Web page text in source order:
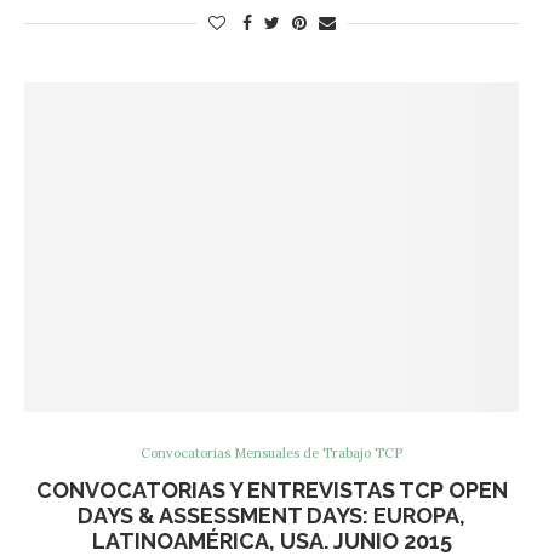
Convocatorias Mensuales de Trabajo TCP
CONVOCATORIAS Y ENTREVISTAS TCP OPEN
DAYS & ASSESSMENT DAYS: EUROPA,
LATINOAMÉRICA, USA. JUNIO 2015